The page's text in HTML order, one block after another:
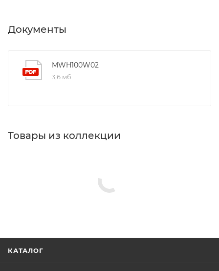
Документы
MWH100W02
3,6 мб
Товары из коллекции
КАТАЛОГ